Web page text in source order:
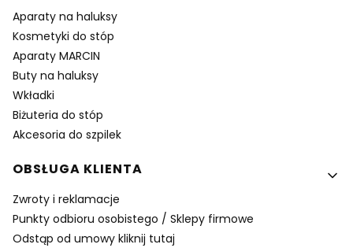
Aparaty na haluksy
Kosmetyki do stóp
Aparaty MARCIN
Buty na haluksy
Wkładki
Biżuteria do stóp
Akcesoria do szpilek
OBSŁUGA KLIENTA
Zwroty i reklamacje
Punkty odbioru osobistego / Sklepy firmowe
Odstąp od umowy kliknij tutaj